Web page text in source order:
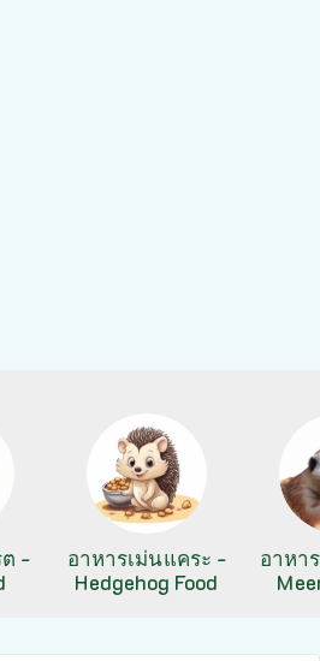
ต -
อาหารเม่นแคระ -
Hedgehog Food
อาหา